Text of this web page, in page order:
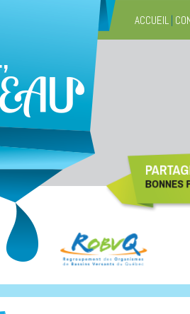
ACCUEIL |